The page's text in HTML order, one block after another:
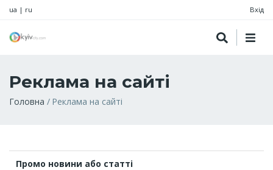
ua | ru Вхід
Реклама на сайті
Рядок
Головна Реклама на сайті
Промо новини або статті